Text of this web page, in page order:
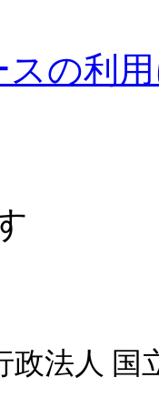
の利
政法人 国